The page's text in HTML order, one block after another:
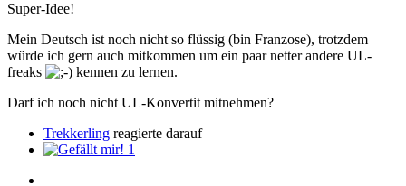
Super-Idee!
Mein Deutsch ist noch nicht so flüssig (bin Franzose), trotzdem
würde ich gern auch mitkommen um ein paar netter andere UL-
freaks
kennen zu lernen.
Darf ich noch nicht UL-Konvertit mitnehmen?
Trekkerling reagierte darauf
1